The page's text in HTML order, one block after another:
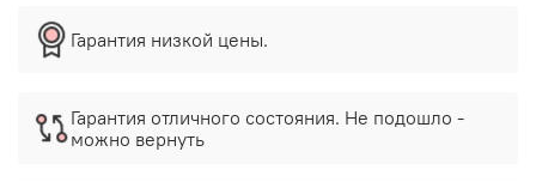
Гарантия низкой цены.
Гарантия отличного состояния. Не подошло -
можно вернуть